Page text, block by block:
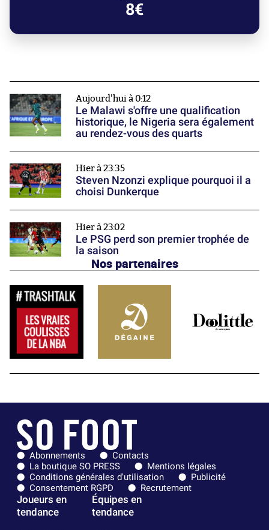
8€
Aujourd'hui à 0:12
Le Malawi s'offre une qualification
historique, le Nigeria sera également
au rendez-vous des quarts
Hier à 23:35
Steven Nzonzi explique pourquoi il a
choisi Dunkerque
Hier à 23:02
Le PSG perd son premier trophée de
la saison
Nos partenaires
Abonnements
Contacts
La boutique SO PRESS
Mentions légales
Conditions générales d'utilisation
Publicité
Consentement RGPD
Recrutement
Joueurs en
tendance
Équipes en
tendance